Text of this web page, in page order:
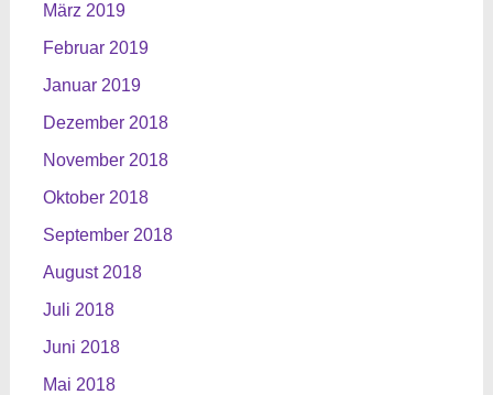
März 2019
Februar 2019
Januar 2019
Dezember 2018
November 2018
Oktober 2018
September 2018
August 2018
Juli 2018
Juni 2018
Mai 2018